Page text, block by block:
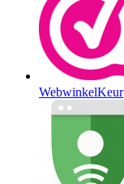
WebwinkelKeur